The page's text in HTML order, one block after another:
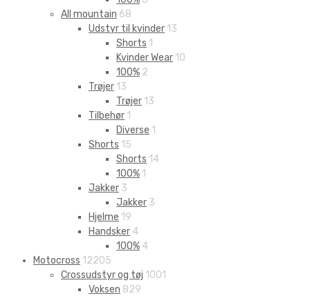
All mountain 68
Udstyr til kvinder 13
Shorts 1
Kvinder Wear 10
100% 2
Trøjer 13
Trøjer 13
Tilbehør 1
Diverse 1
Shorts 15
Shorts 14
100% 1
Jakker 3
Jakker 3
Hjelme 19
Handsker 4
100% 4
Motocross 12205
Crossudstyr og tøj 1001
Voksen 829